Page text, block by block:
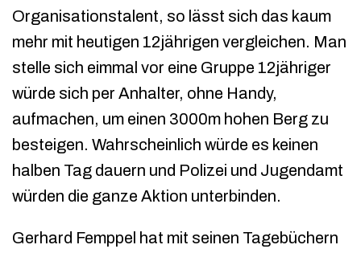
Organisationstalent, so lässt sich das kaum
mehr mit heutigen 12jährigen vergleichen. Man
stelle sich eimmal vor eine Gruppe 12jähriger
würde sich per Anhalter, ohne Handy,
aufmachen, um einen 3000m hohen Berg zu
besteigen. Wahrscheinlich würde es keinen
halben Tag dauern und Polizei und Jugendamt
würden die ganze Aktion unterbinden.
Gerhard Femppel hat mit seinen Tagebüchern